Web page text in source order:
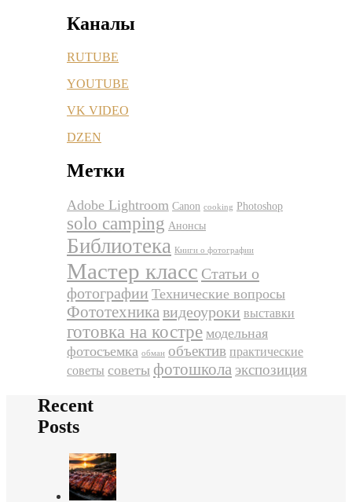
Каналы
RUTUBE
YOUTUBE
VK VIDEO
DZEN
Метки
Adobe Lightroom Canon cooking Photoshop
solo camping Анонсы
Библиотека Книги о фотографии
Мастер класс Статьи о
фотографии Технические вопросы
Фототехника видеоуроки выставки
готовка на костре модельная
фотосъемка обман объектив практические
советы советы фотошкола экспозиция
Recent
Posts